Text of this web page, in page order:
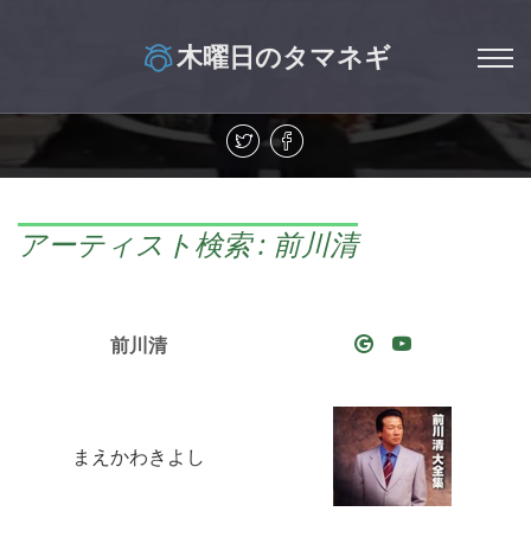
木曜日のタマネギ
アーティスト検索 : 前川清
前川清
まえかわきよし